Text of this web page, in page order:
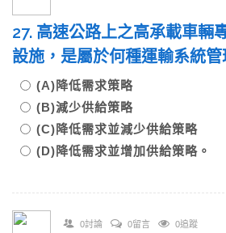
27. 高速公路上之高承載車輛
設施，是屬於何種運輸系統管
(A)降低需求策略
(B)減少供給策略
(C)降低需求並減少供給策略
(D)降低需求並增加供給策略。
0討論 0留言 0追蹤